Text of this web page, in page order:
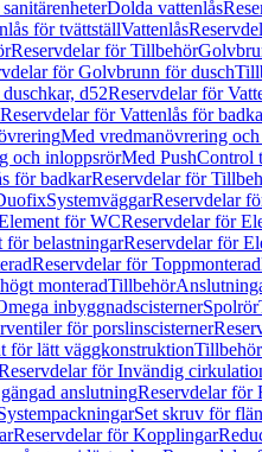
Dolda vattenlås
för tvättställVattenlås
Reservdelar för Tillbehör
för Golvbrunn för dusch
d52Reservdelar för
Reservdelar för Vattenlås för
Med vredmanövrering
och inloppsrörMed PushControl
för badkarReservdelar för
SystemväggarReservdelar
för WCReservdelar för
för belastningarReservdelar för
Reservdelar för Toppmonterad
monteradTillbehör
inbyggnadscisternerSpolrör
för porslinscisterner
för lätt väggkonstruktionTillbehör
för Invändig
anslutningReservdelar för
Set skruv för
Reservdelar för Kopplingar